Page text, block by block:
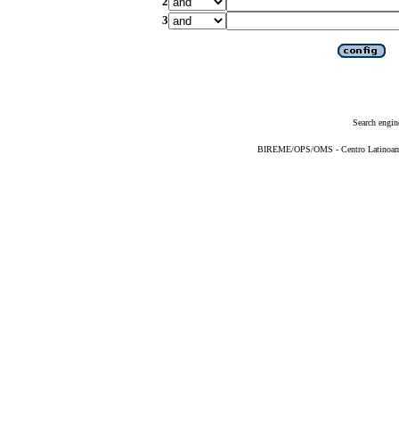
3
Search
BIREME/OPS/OMS - Centro